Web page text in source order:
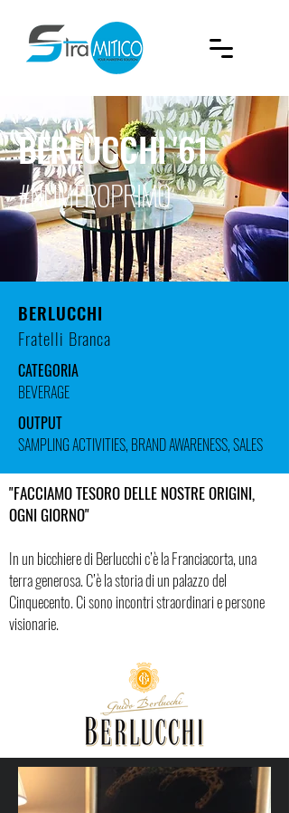
BERLUCCHI '61
#NUMEROPRIMO
BERLUCCHI
Fratelli Branca
CATEGORIA
BEVERAGE
OUTPUT
SAMPLING ACTIVITIES, BRAND AWARENESS, SALES
"FACCIAMO TESORO DELLE NOSTRE ORIGINI,
OGNI GIORNO"
In un bicchiere di Berlucchi c’è la Franciacorta, una
terra generosa. C’è la storia di un palazzo del
Cinquecento. Ci sono incontri straordinari e persone
visionarie.